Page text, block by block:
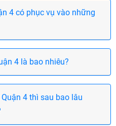
4 có phục vụ vào những
4 là bao nhiêu?
4 thì sau bao lâu